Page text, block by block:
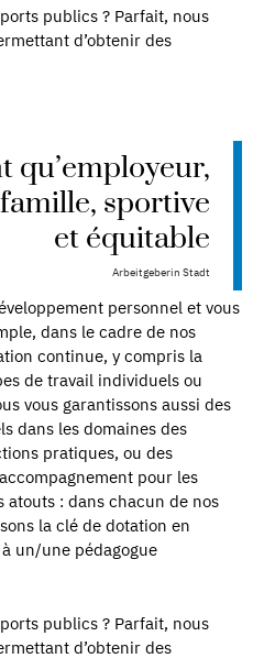
publics ? Parfait, nous
d’obtenir des
qu’employeur,
sportive
et équitable
Arbeitgeberin Stadt
personnel et vous
dans le cadre de nos
continue, y compris la
de travail individuels ou
vous garantissons aussi des
dans les domaines des
pratiques, ou des
pour les
atouts : dans chacun de nos
la clé de dotation en
un/une pédagogue
publics ? Parfait, nous
d’obtenir des